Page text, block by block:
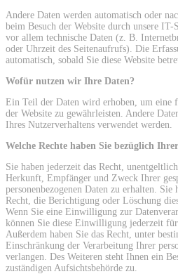
Andere Daten werden automatisch oder
beim Besuch der Website durch unsere IT-
vor allem technische Daten (z. B.
oder Uhrzeit des Seitenaufrufs). Die
automatisch, sobald Sie diese Website
Wofür nutzen wir Ihre Daten?
Ein Teil der Daten wird erhoben, um eine
der Website zu gewährleisten. Andere
Ihres Nutzerverhaltens verwendet werden.
Welche Rechte haben Sie bezüglich
Sie haben jederzeit das Recht,
Herkunft, Empfänger und Zweck Ihrer
personenbezogenen Daten zu erhalten. Sie
Recht, die Berichtigung oder Löschung
Wenn Sie eine Einwilligung zur
können Sie diese Einwilligung jederzeit
Außerdem haben Sie das Recht, unter
Einschränkung der Verarbeitung Ihrer
verlangen. Des Weiteren steht Ihnen ein
zuständigen Aufsichtsbehörde zu.